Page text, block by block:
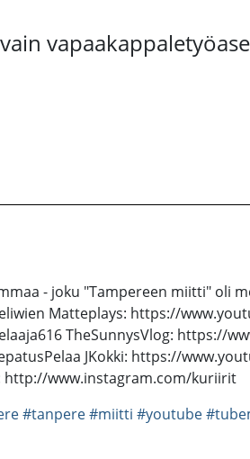
- joku "Tampereen miitti"
Matteplays: https://
TheSunnysVlog: https://
JKokki: https://
www.instagram.com/kuriirit
#tanpere#miitti #youtube